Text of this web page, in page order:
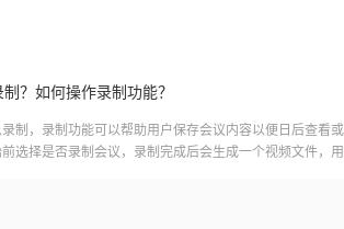
？如何操作录制功能？
制，录制功能可以帮助用户保存会议内容以便日后查看
选择是否录制会议，录制完成后会生成一个视频文件，